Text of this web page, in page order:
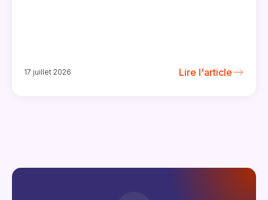
17 juillet 2026 Lire l'article